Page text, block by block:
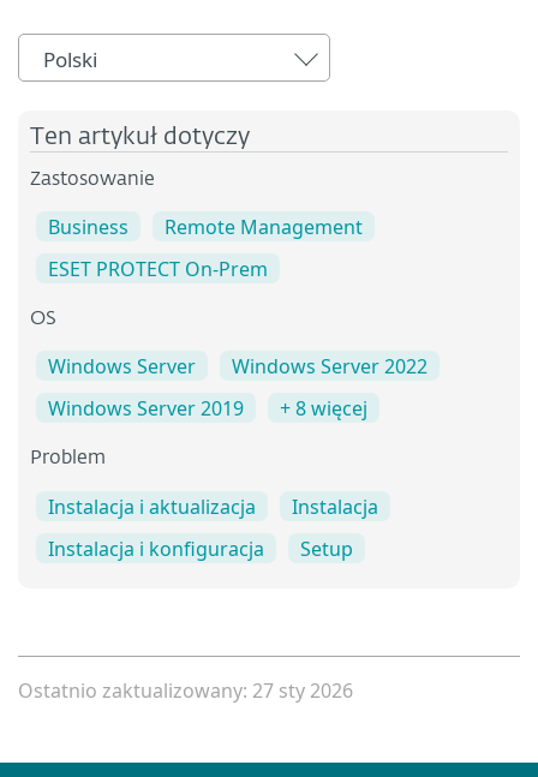
Polski
Ten artykuł dotyczy
Zastosowanie
Business
Remote Management
ESET PROTECT On-Prem
OS
Windows Server
Windows Server 2022
Windows Server 2019
+ 8 więcej
Problem
Instalacja i aktualizacja
Instalacja
Instalacja i konfiguracja
Setup
Ostatnio zaktualizowany: 27 sty 2026